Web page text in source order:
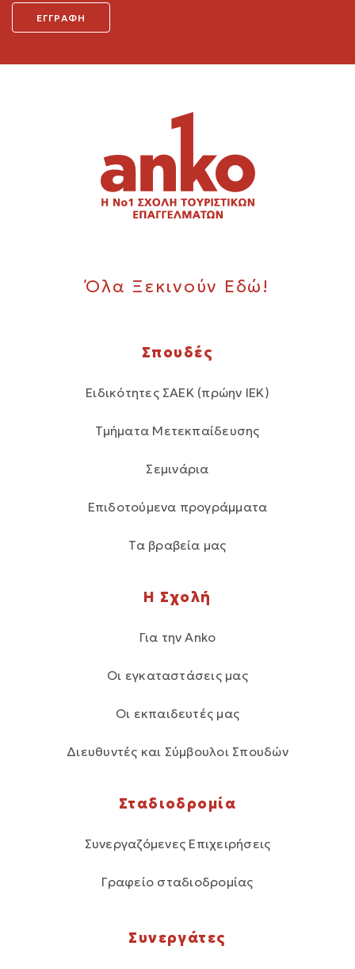
Όλα Ξεκινούν Εδώ!
Σπουδές
Ειδικότητες ΣΑΕΚ (πρώην ΙΕΚ)
Τμήματα Μετεκπαίδευσης
Σεμινάρια
Επιδοτούμενα προγράμματα
Τα βραβεία μας
Η Σχολή
Για την Anko
Οι εγκαταστάσεις μας
Οι εκπαιδευτές μας
Διευθυντές και Σύμβουλοι Σπουδών
Σταδιοδρομία
Συνεργαζόμενες Επιχειρήσεις
Γραφείο σταδιοδρομίας
Συνεργάτες